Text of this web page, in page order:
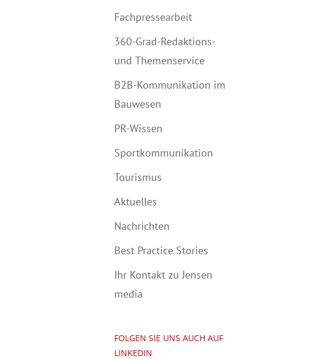
Fachpressearbeit
360-Grad-Redaktions-
und Themenservice
B2B-Kommunikation im
Bauwesen
PR-Wissen
Sportkommunikation
Tourismus
Aktuelles
Nachrichten
Best Practice Stories
Ihr Kontakt zu Jensen
media
FOLGEN SIE UNS AUCH AUF
LINKEDIN